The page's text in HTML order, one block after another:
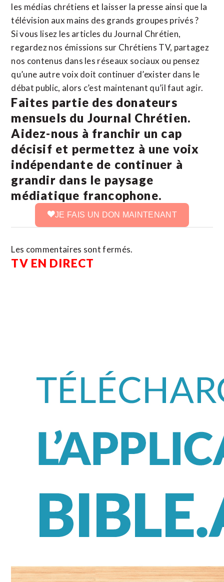
les médias chrétiens et laisser la presse ainsi que la
télévision aux mains des grands groupes privés ?
Si vous lisez les articles du Journal Chrétien,
regardez nos émissions sur Chrétiens TV, partagez
nos contenus dans les réseaux sociaux ou pensez
qu’une autre voix doit continuer d’exister dans le
débat public, alors c’est maintenant qu’il faut agir.
Faites partie des donateurs
mensuels du Journal Chrétien.
Aidez-nous à franchir un cap
décisif et permettez à une voix
indépendante de continuer à
grandir dans le paysage
médiatique francophone.
JE FAIS UN DON MAINTENANT
Les commentaires sont fermés.
TV EN DIRECT